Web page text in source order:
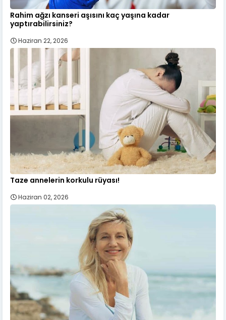
Rahim ağzı kanseri aşısını kaç yaşına kadar
yaptırabilirsiniz?
Haziran 22, 2026
Taze annelerin korkulu rüyası!
Haziran 02, 2026